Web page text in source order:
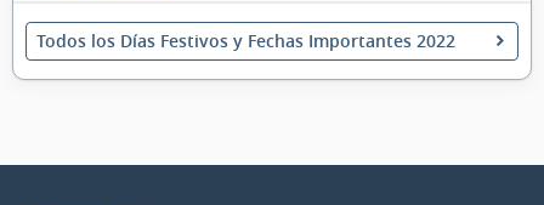
Todos los Días Festivos y Fechas Importantes 2022